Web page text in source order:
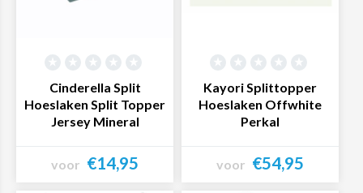
Cinderella Split
Hoeslaken Split Topper
Jersey Mineral
voor €14,95
Kayori Splittopper
Hoeslaken Offwhite
Perkal
voor €54,95